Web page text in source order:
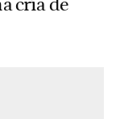
cría de